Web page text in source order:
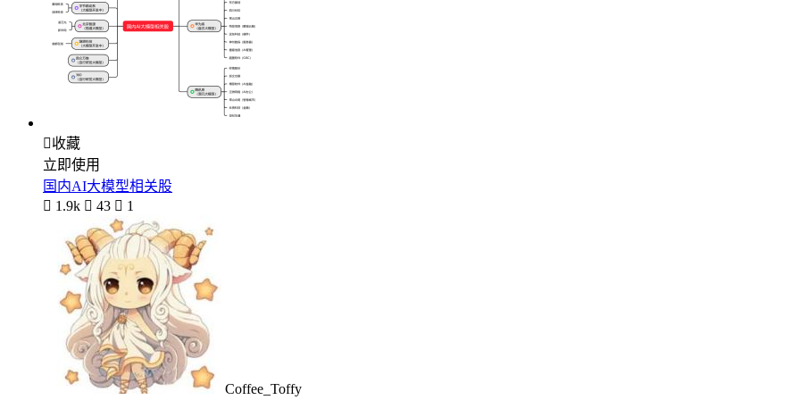
收藏
立即使用
国内AI大模型相关股
 1.9k  43  1
Coffee_Toffy